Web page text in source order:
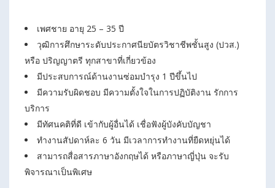
เพศชาย อายุ 25 – 35 ปี
วุฒิการศึกษาระดับประกาศนียบัตรวิชาชีพชั้นสูง (ปวส.)
หรือ ปริญญาตรี ทุกสาขาที่เกี่ยวข้อง
มีประสบการณ์ด้านงานซ่อมบำรุง 1 ปีขึ้นไป
มีความรับผิดชอบ มีความตั้งใจในการปฏิบัติงาน รักการ
บริการ
มีทัศนคติที่ดี เข้ากับผู้อื่นได้ เชื่อฟังผู้บังคับบัญชา
ทำงานสัปดาห์ละ 6 วัน มีเวลาการทำงานที่ยืดหยุ่นได้
สามารถสื่อสารภาษาอังกฤษได้ หรือภาษาญี่ปุ่น จะรับ
พิจารณาเป็นพิเศษ